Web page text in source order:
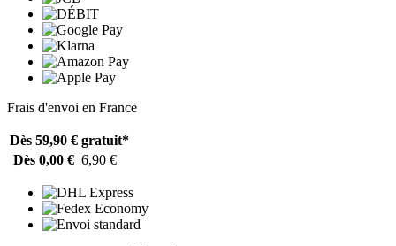
Frais d'envoi en France
Dès 59,90 € gratuit*
Dès 0,00 € 6,90 €